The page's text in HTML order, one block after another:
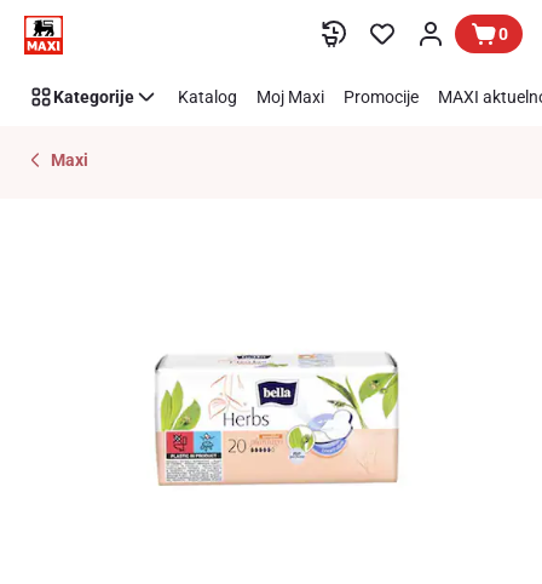
Preskoči link 0
Kategorije Katalog Moj Maxi Promocije MAXI
Maxi